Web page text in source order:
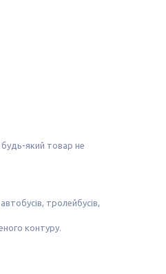
будь-який товар не
тролейбусів,
контуру.